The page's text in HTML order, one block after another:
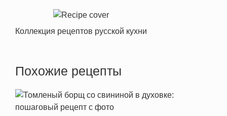
Коллекция рецептов русской кухни
Похожие рецепты